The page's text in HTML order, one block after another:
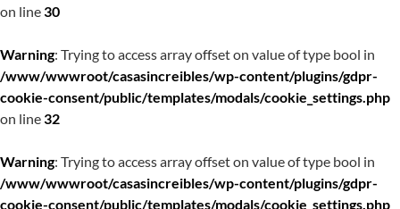
on line30
Warning: Trying to access array offset on value of type bool in
/www/wwwroot/casasincreibles/wp-content/plugins/gdpr-
cookie-consent/public/templates/modals/cookie_settings.php
on line32
Warning: Trying to access array offset on value of type bool in
/www/wwwroot/casasincreibles/wp-content/plugins/gdpr-
cookie-consent/public/templates/modals/cookie_settings.php